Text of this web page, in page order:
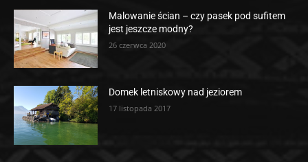
Malowanie ścian – czy pasek pod sufitem
jest jeszcze modny?
26 czerwca 2020
Domek letniskowy nad jeziorem
17 listopada 2017